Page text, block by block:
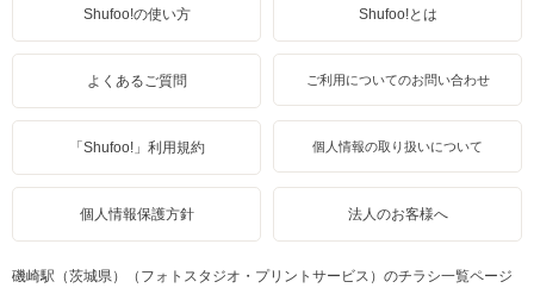
Shufoo!の使い方 Shufoo!とは
よくあるご質問 ご利用についてのお問い合わせ
「Shufoo!」利用規約 個人情報の取り扱いについて
個人情報保護方針 法人のお客様へ
磯崎駅（茨城県）（フォトスタジオ・プリントサービス）のチラシ一覧ページ